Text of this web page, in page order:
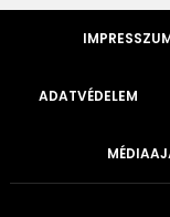
ADATVÉDELEM